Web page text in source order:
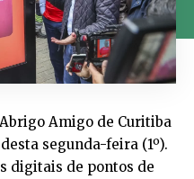
Amigo de Curitiba
segunda-feira (1º).
digitais de pontos de